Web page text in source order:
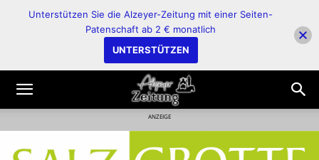
ANZEIGE
Unterstützen Sie die Alzeyer-Zeitung mit einer Seiten-
Patenschaft ab 2 € monatlich
UNTERSTÜTZEN